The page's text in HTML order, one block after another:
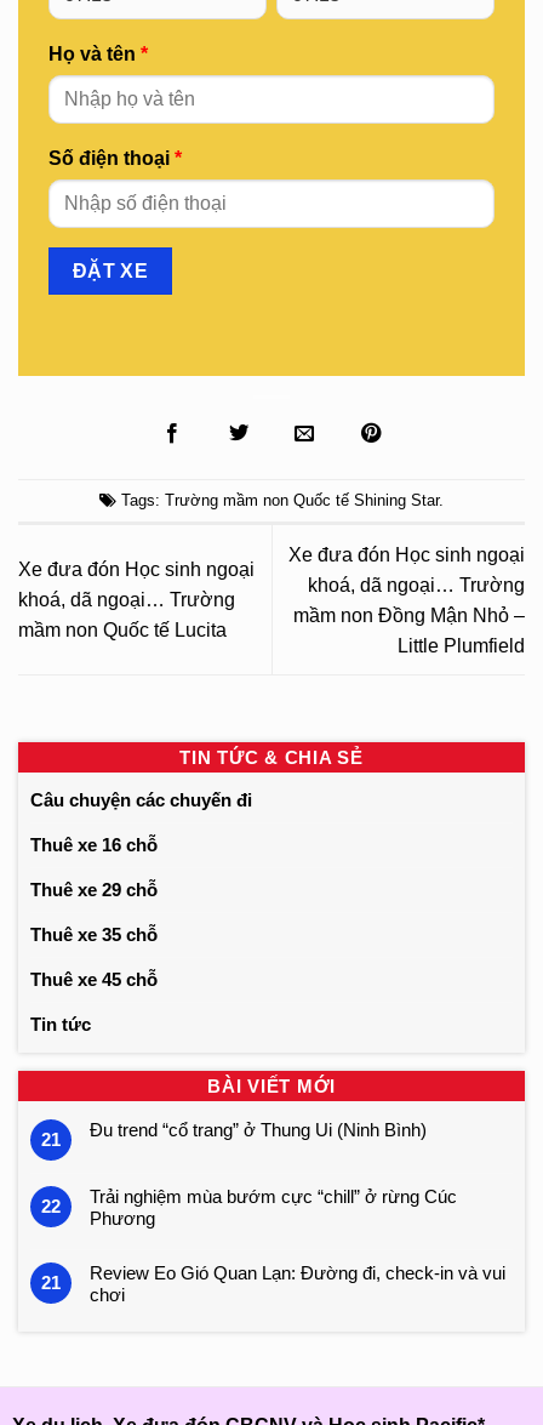
Họ và tên *
Số điện thoại *
Tags: Trường mầm non Quốc tế Shining Star.
Xe đưa đón Học sinh ngoại
khoá, dã ngoại… Trường
mầm non Quốc tế Lucita
Xe đưa đón Học sinh ngoại
khoá, dã ngoại… Trường
mầm non Đồng Mận Nhỏ –
Little Plumfield
TIN TỨC & CHIA SẺ
Câu chuyện các chuyến đi
Thuê xe 16 chỗ
Thuê xe 29 chỗ
Thuê xe 35 chỗ
Thuê xe 45 chỗ
Tin tức
BÀI VIẾT MỚI
21 Đu trend “cổ trang” ở Thung Ui (Ninh Bình)
22
Trải nghiệm mùa bướm cực “chill” ở rừng Cúc
Phương
21
Review Eo Gió Quan Lạn: Đường đi, check-in và vui
chơi